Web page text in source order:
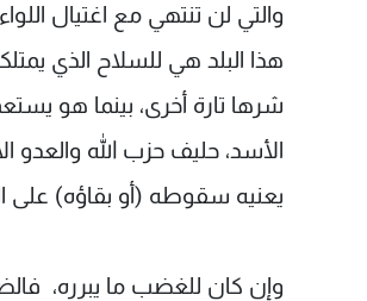
والتي لن تنتهي مع اغتيال
هذا البلد هي للسلاح الذي
شرها تارة أخرى، بينما هو
الأسد، حليف حزب الله والعدو
يعنيه سقوطه (أو بقاؤه) على
وإن كان للغضب ما يبرره،